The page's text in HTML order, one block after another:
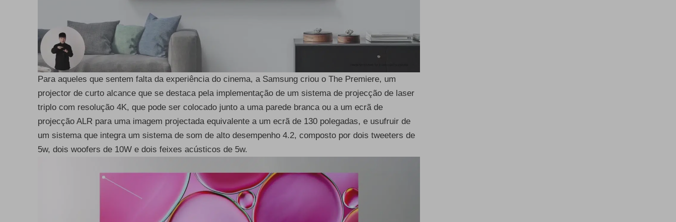
Para aqueles que sentem falta da experiência do cinema, a Samsung criou o The Premiere, um
projector de curto alcance que se destaca pela implementação de um sistema de projecção de laser
triplo com resolução 4K, que pode ser colocado junto a uma parede branca ou a um ecrã de
projecção ALR para uma imagem projectada equivalente a um ecrã de 130 polegadas, e usufruir de
um sistema que integra um sistema de som de alto desempenho 4.2, composto por dois tweeters de
5w, dois woofers de 10W e dois feixes acústicos de 5w.